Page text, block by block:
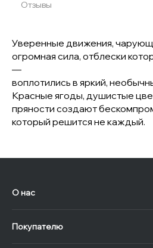
Отзывы
Уверенные движения,
огромная сила, отблески
—
воплотились в яркий,
Красные ягоды, душистые
пряности создают
который решится не каждый.
О нас
Покупателю